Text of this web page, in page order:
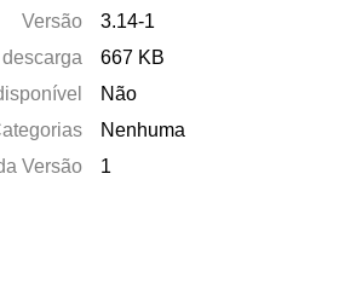
Versão
3.14-1
667 KB
Não
Nenhuma
Versão
1